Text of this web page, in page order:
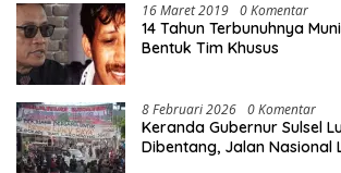
16 Maret 2019 0 Komentar
14 Tahun Terbunuhnya
Bentuk Tim Khusus
8 Februari 2026 0 Komentar
Keranda Gubernur Sulsel
Dibentang, Jalan Nasional